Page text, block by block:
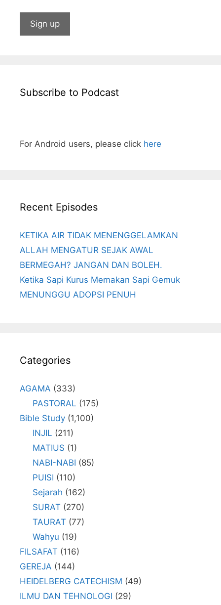
Subscribe to Podcast
For Android users, please click here
Recent Episodes
KETIKA AIR TIDAK MENENGGELAMKAN
ALLAH MENGATUR SEJAK AWAL
BERMEGAH? JANGAN DAN BOLEH.
Ketika Sapi Kurus Memakan Sapi Gemuk
MENUNGGU ADOPSI PENUH
Categories
AGAMA (333)
PASTORAL (175)
Bible Study (1,100)
INJIL (211)
MATIUS (1)
NABI-NABI (85)
PUISI (110)
Sejarah (162)
SURAT (270)
TAURAT (77)
Wahyu (19)
FILSAFAT (116)
GEREJA (144)
HEIDELBERG CATECHISM (49)
ILMU DAN TEHNOLOGI (29)